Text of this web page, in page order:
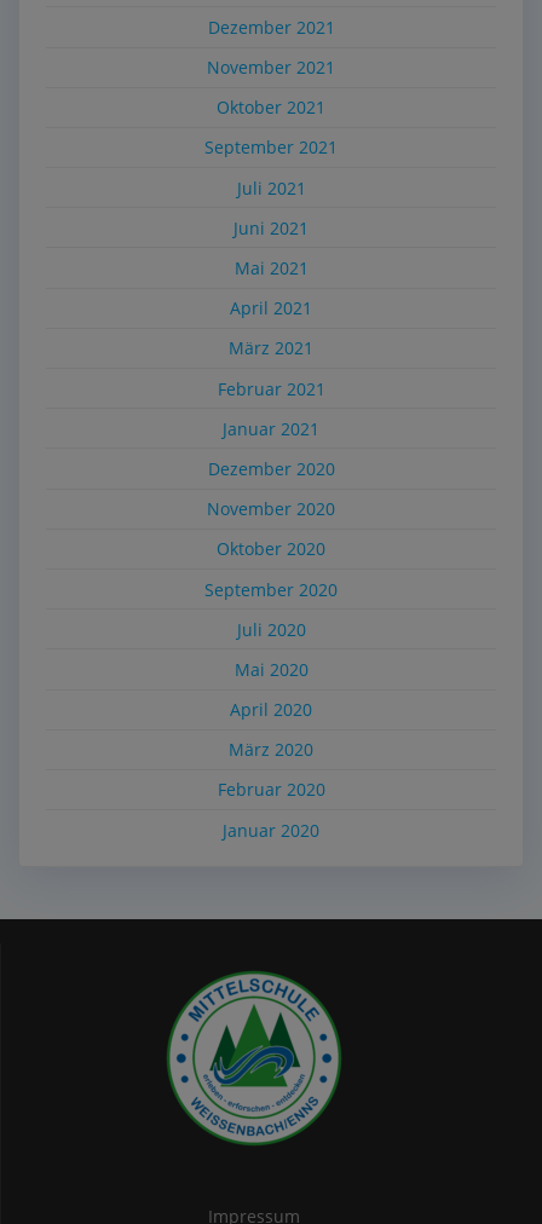
Dezember 2021
November 2021
Oktober 2021
September 2021
Juli 2021
Juni 2021
Mai 2021
April 2021
März 2021
Februar 2021
Januar 2021
Dezember 2020
November 2020
Oktober 2020
September 2020
Juli 2020
Mai 2020
April 2020
März 2020
Februar 2020
Januar 2020
Impressum